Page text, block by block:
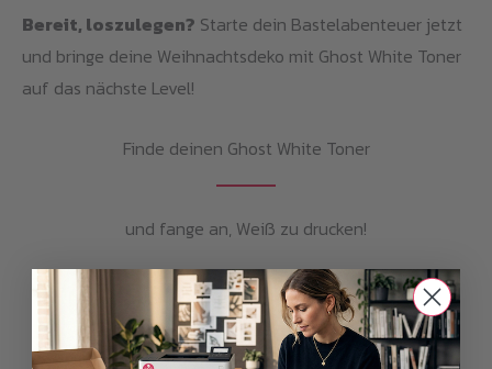
Bereit, loszulegen? Starte dein Bastelabenteuer jetzt
und bringe deine Weihnachtsdeko mit Ghost White Toner
auf das nächste Level!
Finde deinen Ghost White Toner
und fange an, Weiß zu drucken!